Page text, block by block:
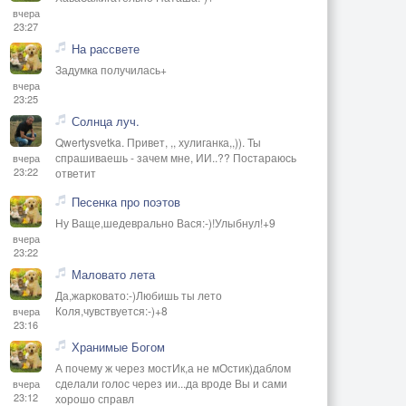
вчера
23:27
вчера
23:25
На рассвете
Задумка получилась+
вчера
23:22
Солнца луч.
Qwertysvetka. Привет, ,, хулиганка,,)). Ты
спрашиваешь - зачем мне, ИИ..?? Постараюсь
ответит
вчера
23:22
Песенка про поэтов
Ну Ваще,шедеврально Вася:-)!Улыбнул!+9
вчера
23:16
Маловато лета
Да,жарковато:-)Любишь ты лето
Коля,чувствуется:-)+8
вчера
23:12
Хранимые Богом
А почему ж через мостИк,а не мОстик)даблом
сделали голос через ии...да вроде Вы и сами
хорошо справл